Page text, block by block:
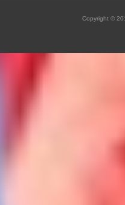
Copyright ©